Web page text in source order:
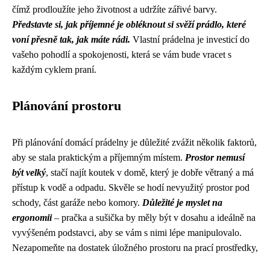
čímž prodloužíte jeho životnost a udržíte zářivé barvy.
Představte si, jak příjemné je obléknout si svěží prádlo, které
voní přesně tak, jak máte rádi. Vlastní prádelna je investicí do
vašeho pohodlí a spokojenosti, která se vám bude vracet s
každým cyklem praní.
Plánování prostoru
Při plánování domácí prádelny je důležité zvážit několik faktorů,
aby se stala praktickým a příjemným místem. Prostor nemusí
být velký, stačí najít koutek v domě, který je dobře větraný a má
přístup k vodě a odpadu. Skvěle se hodí nevyužitý prostor pod
schody, část garáže nebo komory. Důležité je myslet na
ergonomii– pračka a sušička by měly být v dosahu a ideálně na
vyvýšeném podstavci, aby se vám s nimi lépe manipulovalo.
Nezapomeňte na dostatek úložného prostoru na prací prostředky,